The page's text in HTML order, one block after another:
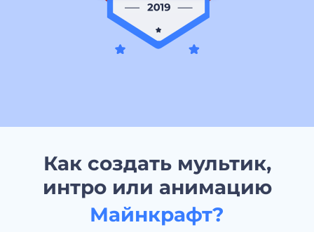
Как создать мультик,
интро или анимацию
Майнкрафт?